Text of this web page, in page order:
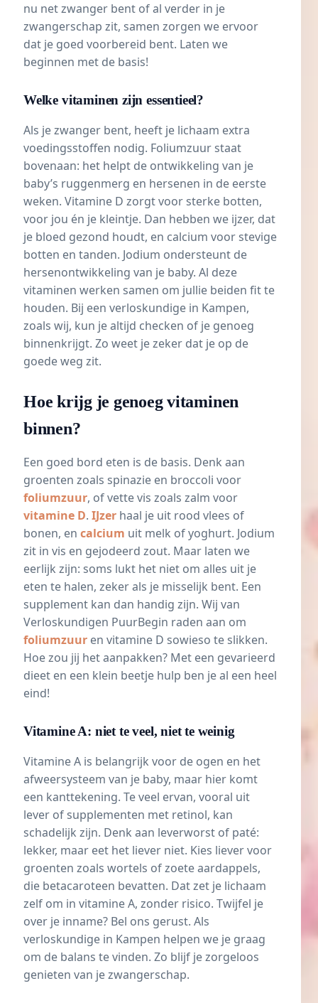
nu net zwanger bent of al verder in je
zwangerschap zit, samen zorgen we ervoor
dat je goed voorbereid bent. Laten we
beginnen met de basis!
Welke vitaminen zijn essentieel?
Als je zwanger bent, heeft je lichaam extra
voedingsstoffen nodig. Foliumzuur staat
bovenaan: het helpt de ontwikkeling van je
baby’s ruggenmerg en hersenen in de eerste
weken. Vitamine D zorgt voor sterke botten,
voor jou én je kleintje. Dan hebben we ijzer, dat
je bloed gezond houdt, en calcium voor stevige
botten en tanden. Jodium ondersteunt de
hersenontwikkeling van je baby. Al deze
vitaminen werken samen om jullie beiden fit te
houden. Bij een verloskundige in Kampen,
zoals wij, kun je altijd checken of je genoeg
binnenkrijgt. Zo weet je zeker dat je op de
goede weg zit.
Hoe krijg je genoeg vitaminen
binnen?
Een goed bord eten is de basis. Denk aan
groenten zoals spinazie en broccoli voor
foliumzuur, of vette vis zoals zalm voor
vitamine D. IJzer haal je uit rood vlees of
bonen, en calcium uit melk of yoghurt. Jodium
zit in vis en gejodeerd zout. Maar laten we
eerlijk zijn: soms lukt het niet om alles uit je
eten te halen, zeker als je misselijk bent. Een
supplement kan dan handig zijn. Wij van
Verloskundigen PuurBegin raden aan om
foliumzuur en vitamine D sowieso te slikken.
Hoe zou jij het aanpakken? Met een gevarieerd
dieet en een klein beetje hulp ben je al een heel
eind!
Vitamine A: niet te veel, niet te weinig
Vitamine A is belangrijk voor de ogen en het
afweersysteem van je baby, maar hier komt
een kanttekening. Te veel ervan, vooral uit
lever of supplementen met retinol, kan
schadelijk zijn. Denk aan leverworst of paté:
lekker, maar eet het liever niet. Kies liever voor
groenten zoals wortels of zoete aardappels,
die betacaroteen bevatten. Dat zet je lichaam
zelf om in vitamine A, zonder risico. Twijfel je
over je inname? Bel ons gerust. Als
verloskundige in Kampen helpen we je graag
om de balans te vinden. Zo blijf je zorgeloos
genieten van je zwangerschap.